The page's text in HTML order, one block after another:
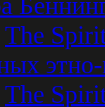
The
The